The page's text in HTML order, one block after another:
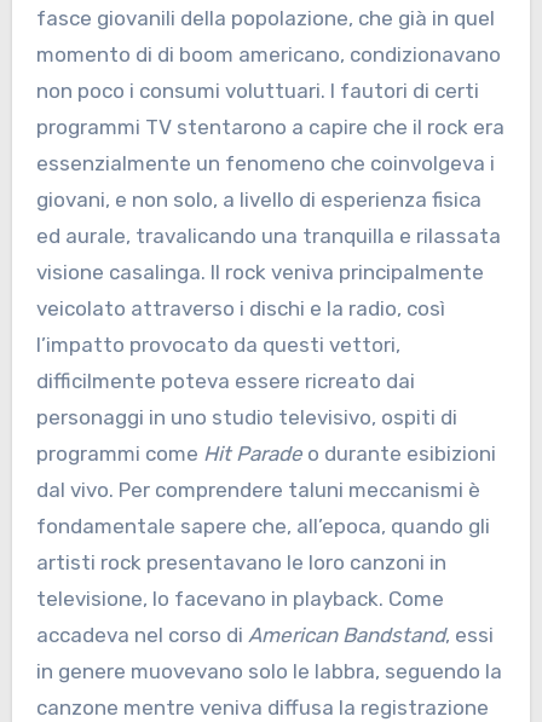
fasce giovanili della popolazione, che già in quel
momento di di boom americano, condizionavano
non poco i consumi voluttuari. I fautori di certi
programmi TV stentarono a capire che il rock era
essenzialmente un fenomeno che coinvolgeva i
giovani, e non solo, a livello di esperienza fisica
ed aurale, travalicando una tranquilla e rilassata
visione casalinga. Il rock veniva principalmente
veicolato attraverso i dischi e la radio, così
l’impatto provocato da questi vettori,
difficilmente poteva essere ricreato dai
personaggi in uno studio televisivo, ospiti di
programmi come Hit Paradeo durante esibizioni
dal vivo. Per comprendere taluni meccanismi è
fondamentale sapere che, all’epoca, quando gli
artisti rock presentavano le loro canzoni in
televisione, lo facevano in playback. Come
accadeva nel corso di American Bandstand, essi
in genere muovevano solo le labbra, seguendo la
canzone mentre veniva diffusa la registrazione